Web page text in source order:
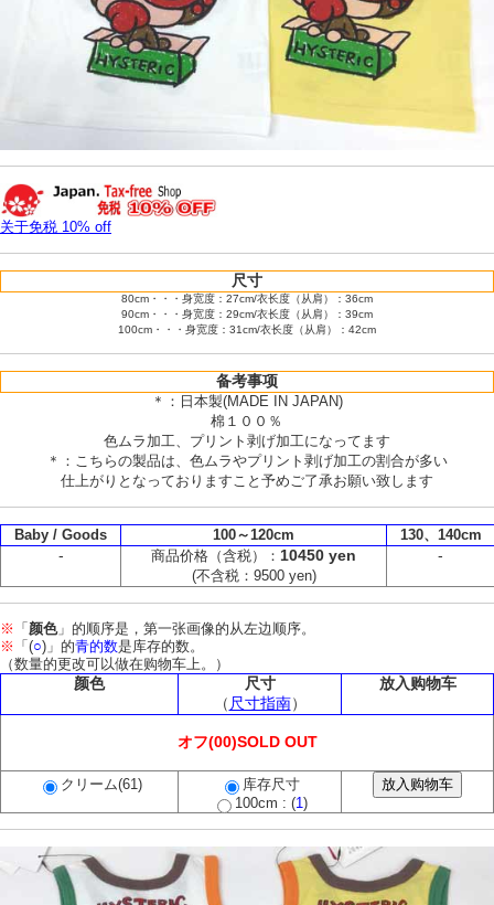
关于免税 10% off
尺寸
80cm・・・身宽度：27cm/衣长度（从肩）：36cm
90cm・・・身宽度：29cm/衣长度（从肩）：39cm
100cm・・・身宽度：31cm/衣长度（从肩）：42cm
备考事项
＊：日本製(MADE IN JAPAN)
棉１００％
色ムラ加工、プリント剥げ加工になってます
＊：こちらの製品は、色ムラやプリント剥げ加工の割合が多い
仕上がりとなっておりますこと予めご了承お願い致します
Baby / Goods 100～120cm 130、140cm
- 商品价格（含税）： 10450 yen
(不含税：9500 yen)
-
※ 「 颜色」的顺序是，第一张画像的从左边顺序。
※ 「(○)」的青的数是库存的数。
（数量的更改可以做在购物车上。）
颜色
尺寸
（ 尺寸指南）
放入购物车
オフ(00)SOLD OUT
クリーム(61)
库存尺寸
100cm : (1)